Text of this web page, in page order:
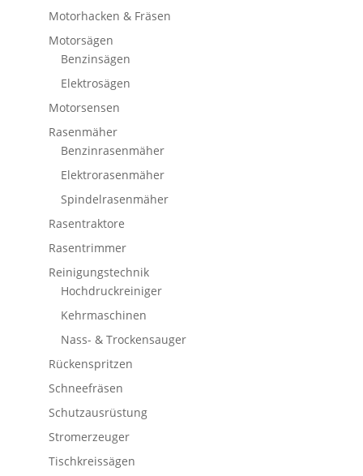
Motorhacken & Fräsen
Motorsägen
Benzinsägen
Elektrosägen
Motorsensen
Rasenmäher
Benzinrasenmäher
Elektrorasenmäher
Spindelrasenmäher
Rasentraktore
Rasentrimmer
Reinigungstechnik
Hochdruckreiniger
Kehrmaschinen
Nass- & Trockensauger
Rückenspritzen
Schneefräsen
Schutzausrüstung
Stromerzeuger
Tischkreissägen